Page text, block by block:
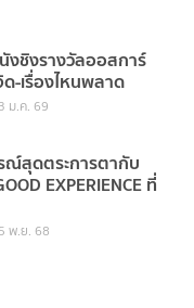
งชิงรางวัลออสการ์
ด-เรื่องไหนพลาด
ม.ค. 69
ณ์สุดตระการตากับ
EXPERIENCE ที่
พ.ย. 68